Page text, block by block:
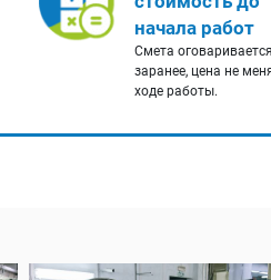
начала работ
Смета оговаривается
заранее, цена не
ходе работы.